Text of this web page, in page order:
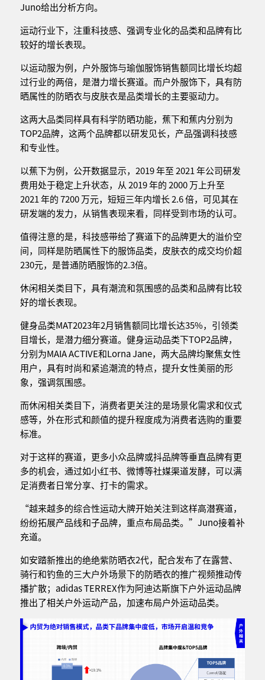
Juno给出分析方向。
运动行业下，注重科技感、强调专业化的品类和品牌有比
较好的增长表现。
以运动服为例，户外服饰与瑜伽服饰销售额同比增长均超
过行业的两倍，是潜力增长赛道。而户外服饰下，具有防
晒属性的防晒衣与皮肤衣是品类增长的主要驱动力。
这两大品类同样具有科学防晒功能，蕉下和蕉内分别为
TOP2品牌，这两个品牌都以研发见长，产品强调科技感
和专业性。
以蕉下为例，公开数据显示，2019 年至 2021 年公司研发
费用处于稳定上升状态，从 2019 年的 2000 万上升至
2021 年的 7200 万元，短短三年内增长 2.6 倍，可见其在
研发端的发力，从销售表现来看，同样受到市场的认可。
值得注意的是，科技感带给了赛道下的品牌更大的溢价空
间，同样是防晒属性下的服饰品类，皮肤衣的成交均价超
230元，是普通防晒服饰的2.3倍。
休闲相关类目下，具有潮流和氛围感的品类和品牌有比较
好的增长表现。
健身品类MAT2023年2月销售额同比增长达35%，引领类
目增长，是潜力细分赛道。健身运动品类下TOP2品牌，
分别为MAIA ACTIVE和Lorna Jane，两大品牌均聚焦女性
用户，具有时尚和紧追潮流的特点，提升女性美丽的形
象，强调氛围感。
而休闲相关类目下，消费者更关注的是场景化需求和仪式
感等，外在形式和颜值的提升程度成为消费者选购的重要
标准。
对于这样的赛道，更多小众品牌或抖品牌等垂直品牌有更
多的机会，通过如小红书、微博等社媒渠道发酵，可以满
足消费者日常分享、打卡的需求。
“越来越多的综合性运动大牌开始关注到这样高潜赛道，
纷纷拓展产品线和子品牌，重点布局品类。”Juno接着补
充道。
如安踏新推出的绝绝紫防晒衣2代，配合发布了在露营、
骑行和钓鱼的三大户外场景下的防晒衣的推广视频推动传
播扩散；adidas TERREX作为阿迪达斯旗下户外运动品牌
推出了相关户外运动产品，加速布局户外运动品类。